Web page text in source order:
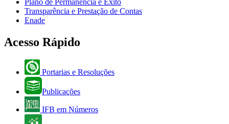
Plano de Permanência e Êxito
Transparência e Prestação de Contas
Enade
Acesso Rápido
Portarias e Resoluções
Publicações
IFB em Números